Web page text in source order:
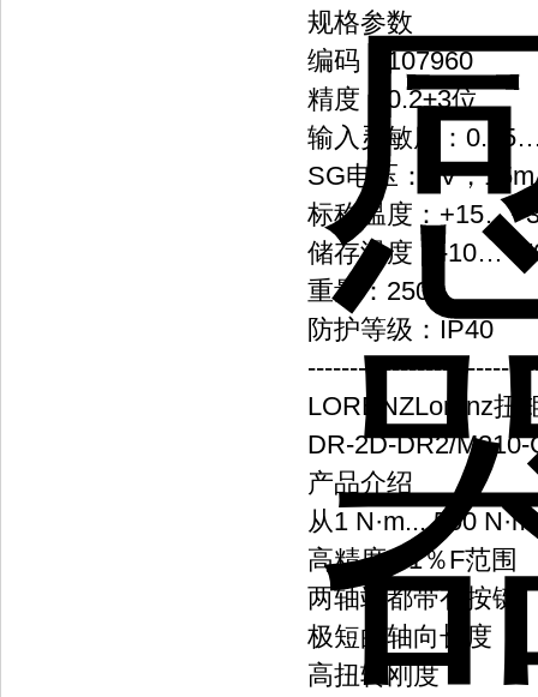
规格参数
编码：107960
精度：0.2±3位
输入灵敏度：
SG电压：4V，
标称温度：
储存温度：-
重量：250g
防护等级：IP40
LORENZLorenz扭
DR-2D-DR2/M310-
产品介绍
从1 N·m... 500
高精度0.1％F范围
两轴端都带有按键
极短的轴向长度
高扭转刚度